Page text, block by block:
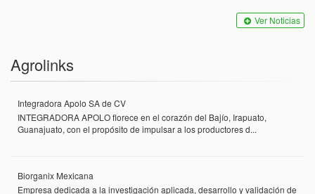
Ver Noticias
Agrolinks
Integradora Apolo SA de CV
INTEGRADORA APOLO florece en el corazón del Bajío, Irapuato,
Guanajuato, con el propósito de impulsar a los productores d...
Biorganix Mexicana
Empresa dedicada a la investigación aplicada, desarrollo y validación de